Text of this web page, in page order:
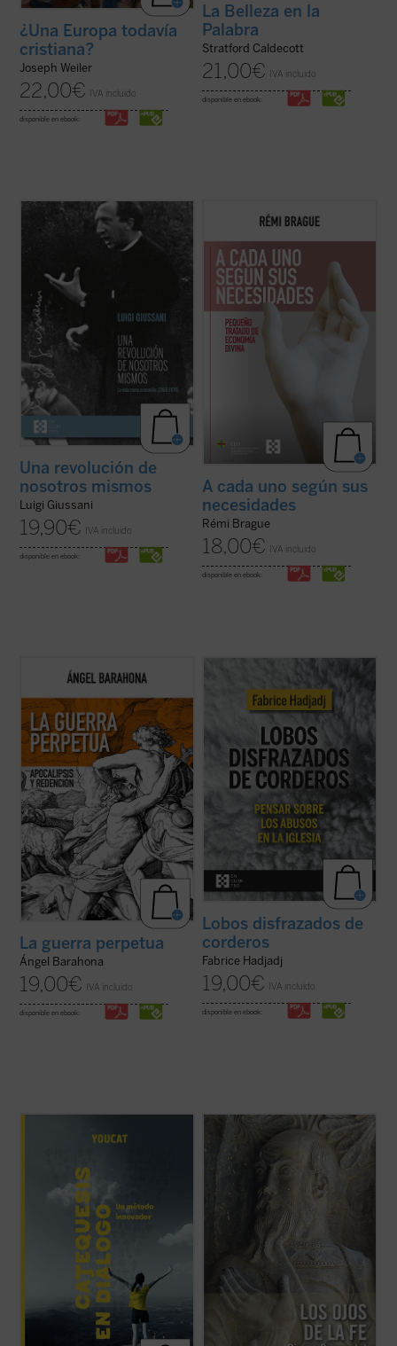
¿Una Europa todavía
cristiana?
Joseph Weiler
22,00€ IVA incluido
disponible en ebook:
La Belleza en la
Palabra
Stratford Caldecott
21,00€ IVA incluido
disponible en ebook:
Los textos reunidos en este libro
pertenecen a un momento delicado y
crucial de la historia de Comunión y
Liberación (CL). Se remontan a los años
experiencia nacida de don Giussani en
1954 sufrió una profunda ...
Una revolución de
nosotros mismos
Luigi Giussani
19,90€ IVA incluido
disponible en ebook:
Este «pequeño tratado» es la continuación
de los estudios emblemáticos de Rémi
una sucesión de breves capítulos expone
una teoría de la Providencia divina en la que
Dios provee a todos los ...(ver ficha)
A cada uno según sus
necesidades
Rémi Brague
18,00€ IVA incluido
disponible en ebook:
Las preguntas que surgen en este ensayo
son inquietantes: ¿por qué la hostilidad
permanente a lo largo de la historia de la
humanidad y podemos sospechar que lo
seguirá siendo? ¿Por qué la actividad ...
(ver ficha)
La guerra perpetua
Ángel Barahona
19,00€ IVA incluido
disponible en ebook:
lobos se disfrazan de corderos». Una
denuncia de la mentira, la impostura y la
credulidad. Un alegato a favor de la fe. Un
ensayo vigorizante, ejemplar por su ...
Lobos disfrazados de
corderos
Fabrice Hadjadj
19,00€ IVA incluido
disponible en ebook:
es el manual para todo el que
profunda en la gente joven. Una
introducción general a la catequesis
moderna, pero ...(ver ficha)
Los ojos de la
continúa representando una concepción
teológica muy significativa en la historia
moderna de las explicaciones acerca de la
fe cristiana. En medio de la multiplicidad de
estas, centradas unas ...